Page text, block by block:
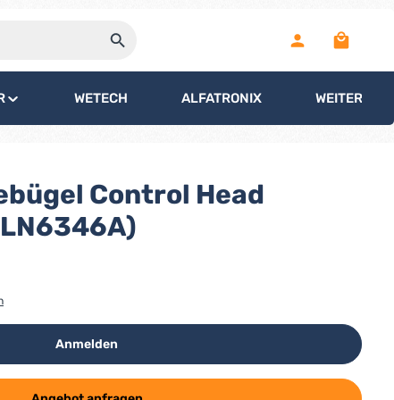
WETECH ALFATRONIX WEITERE
Control Head
Anmelden